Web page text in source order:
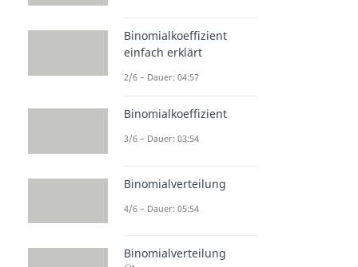
Binomialkoeffizient
einfach erklärt
2/6 – Dauer: 04:57
Binomialkoeffizient
3/6 – Dauer: 03:54
Binomialverteilung
4/6 – Dauer: 05:54
Binomialverteilung